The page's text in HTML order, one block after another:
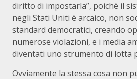
diritto di impostarla”, poichè il
negli Stati Uniti è arcaico, non
standard democratici, creando
numerose violazioni, e i media
diventati uno strumento di lotta
Ovviamente la stessa cosa non